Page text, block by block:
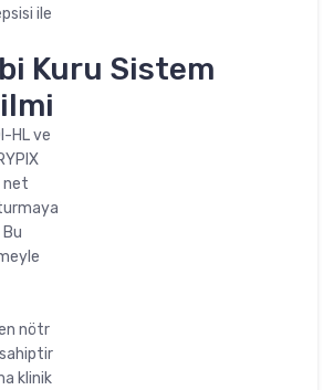
ile
Kuru Sistem
HL ve
net
nötr
klinik